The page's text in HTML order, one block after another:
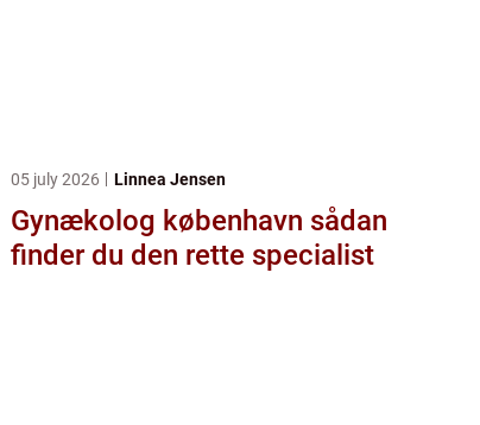
05 july 2026 Linnea Jensen
Gynækolog københavn sådan
finder du den rette specialist